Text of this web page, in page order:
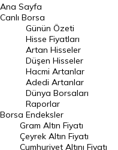
BIST 100 Hisseleri
En Çok Artan Hisseler
En Çok Düşen Hisseler
Hacmi Artanlar
Geçmiş Kapanışlar
Dünya Borsaları
Raporlar
Endeksler
Ana Sayfa
Canlı Borsa
Borsa
Günün Özeti
Hisse Fiyatları
Artan Hisseler
Düşen Hisseler
Hacmi Artanlar
Adedi Artanlar
Dünya Borsaları
Raporlar
Endeksler
Gram Altın Fiyatı
Çeyrek Altın Fiyatı
Cumhuriyet Altını Fiyatı